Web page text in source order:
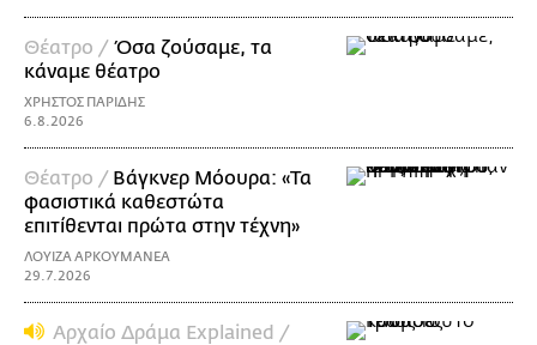
Θέατρο /Όσα ζούσαμε, τα
κάναμε θέατρο
ΧΡΗΣΤΟΣ ΠΑΡΙΔΗΣ
6.8.2026
Θέατρο / Βάγκνερ Μόουρα: «Τα
φασιστικά καθεστώτα
επιτίθενται πρώτα στην τέχνη»
ΛΟΥΙΖΑ ΑΡΚΟΥΜΑΝΕΑ
29.7.2026
Αρχαίο Δράμα Explained /